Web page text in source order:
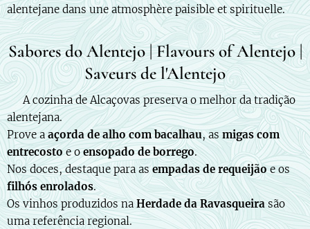
alentejane dans une atmosphère paisible et spirituelle.
Sabores do Alentejo | Flavours of Alentejo |
Saveurs de l'Alentejo
🇵🇹 A cozinha de Alcaçovas preserva o melhor da tradição
alentejana.
Prove a açorda de alho com bacalhau, asmigas com
entrecostoe oensopado de borrego.
Nos doces, destaque para asempadas de requeijãoe os
filhós enrolados.
Os vinhos produzidos naHerdade da Ravasqueira são
uma referência regional.